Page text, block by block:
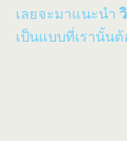
เลยจะมาแนะนำ
เป็นแบบที่เรานั้นต้